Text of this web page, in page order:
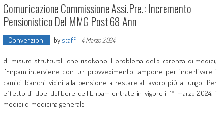
Comunicazione Commissione Assi.Pre.: Incremento
Pensionistico Del MMG Post 68 Ann
Convenzioni by staff- 4 Marzo 2024
di misure strutturali che risolvano il problema della carenza di medici,
l'Enpam interviene con un provvedimento tampone per incentivare i
camici bianchi vicini alla pensione a restare al lavoro più a lungo. Per
effetto di due delibere dell'Enpam entrate in vigore il 1° marzo 2024, i
medici di medicina generale